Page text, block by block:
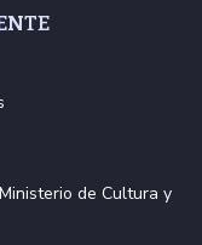
de Cultura y